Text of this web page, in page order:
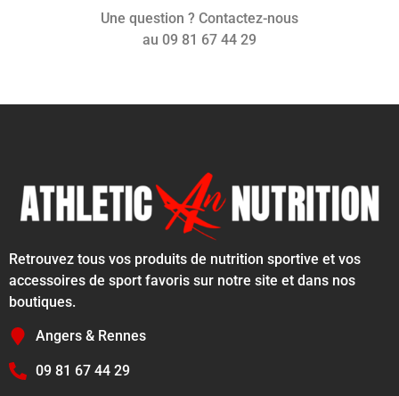
Une question ? Contactez-nous
au 09 81 67 44 29
Retrouvez tous vos produits de nutrition sportive et vos
accessoires de sport favoris sur notre site et dans nos
boutiques.
Angers & Rennes
09 81 67 44 29